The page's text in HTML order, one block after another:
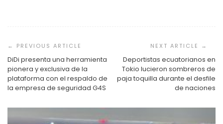
de
entradas
DiDi presenta una herramienta
pionera y exclusiva de la
plataforma con el respaldo de
la empresa de seguridad G4S
Deportistas ecuatorianos en
Tokio lucieron sombreros de
paja toquilla durante el desfile
de naciones